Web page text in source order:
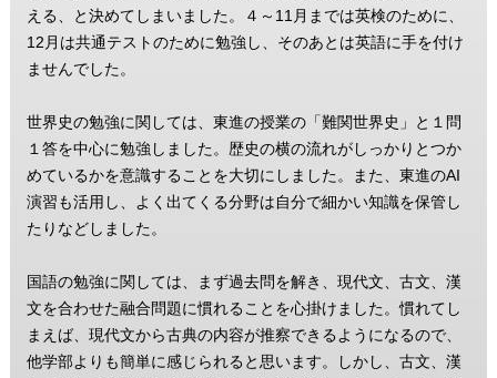
える、と決めてしまいました。４～11月までは英検のために、
12月は共通テストのために勉強し、そのあとは英語に手を付け
ませんでした。
世界史の勉強に関しては、東進の授業の「難関世界史」と１問
１答を中心に勉強しました。歴史の横の流れがしっかりとつか
めているかを意識することを大切にしました。また、東進のAI
演習も活用し、よく出てくる分野は自分で細かい知識を保管し
たりなどしました。
国語の勉強に関しては、まず過去問を解き、現代文、古文、漢
文を合わせた融合問題に慣れることを心掛けました。慣れてし
まえば、現代文から古典の内容が推察できるようになるので、
他学部よりも簡単に感じられると思います。しかし、古文、漢